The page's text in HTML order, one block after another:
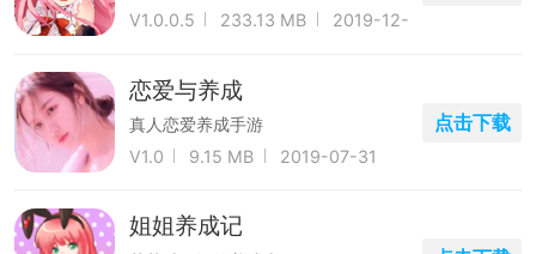
V1.0.0.5
233.13 MB
2019-12-
恋爱与养成
真人恋爱养成手游
V1.0
9.15 MB 2019-07-31
点击下载
姐姐养成记